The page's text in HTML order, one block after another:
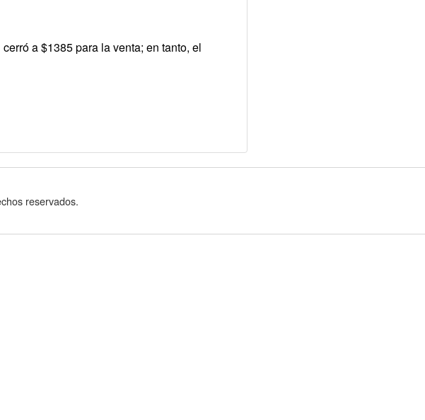
a $1385 para la venta; en tanto, el
reservados.